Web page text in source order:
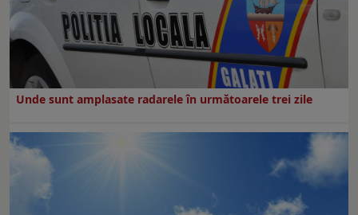
Unde sunt amplasate radarele în următoarele trei zile